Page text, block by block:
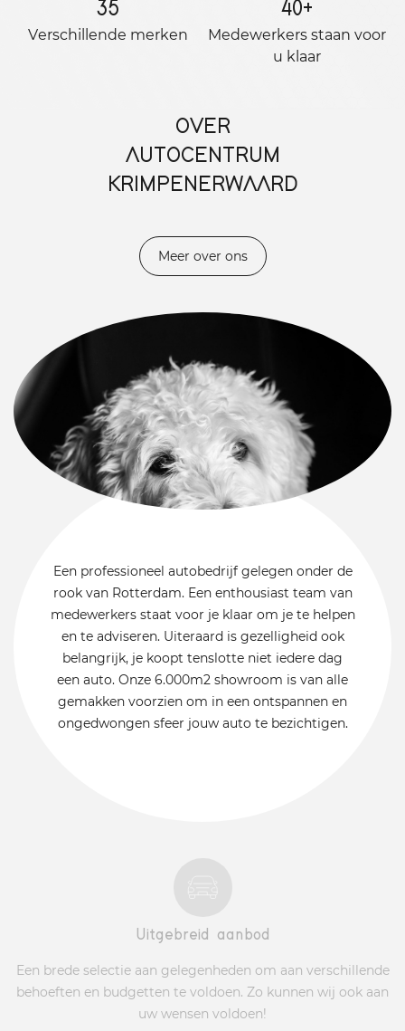
35
Verschillende merken
40+
Medewerkers staan ​​voor
u klaar
OVER
AUTOCENTRUM
KRIMPENERWAARD
Meer over ons
Een professioneel autobedrijf gelegen onder de
rook van Rotterdam. Een enthousiast team van
medewerkers staat voor je klaar om je te helpen
en te adviseren. Uiteraard is gezelligheid ook
belangrijk, je koopt tenslotte niet iedere dag
een auto. Onze 6.000m2 showroom is van alle
gemakken voorzien om in een ontspannen en
ongedwongen sfeer jouw auto te bezichtigen.
Uitgebreid aanbod
Een brede selectie aan gelegenheden om aan verschillende
behoeften en budgetten te voldoen. Zo kunnen wij ook aan
uw wensen voldoen!